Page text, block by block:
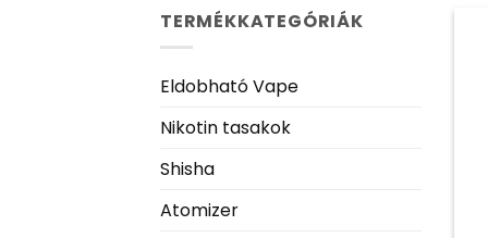
TERMÉKKATEGÓRIÁK
Eldobható Vape
Nikotin tasakok
Shisha
Atomizer